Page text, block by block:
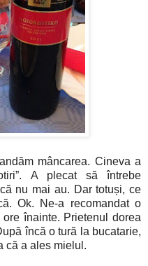
mâncarea. Cineva a
A plecat să întrebe
nu mai au. Dar totuși, ce
Ok. Ne-a recomandat o
înainte. Prietenul dorea
încă o tură la bucatarie,
că a ales mielul.